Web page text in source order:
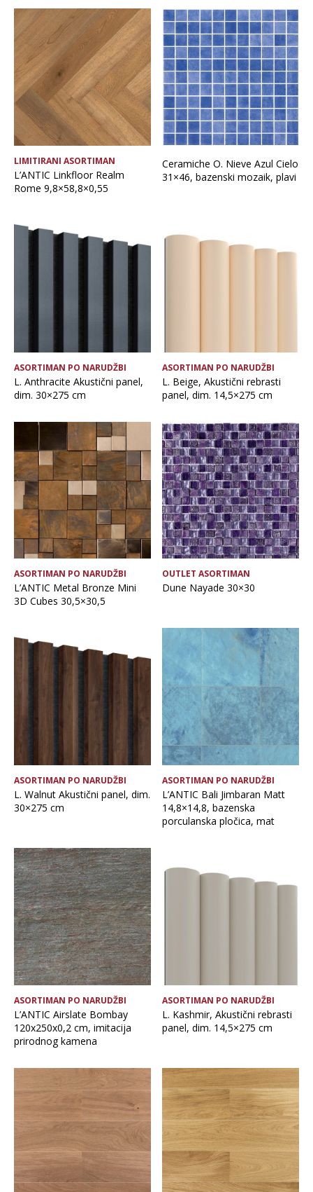
LIMITIRANI ASORTIMAN
L’ANTIC Linkfloor Realm
Rome 9,8×58,8×0,55
Ceramiche O. Nieve Azul Cielo
31×46, bazenski mozaik, plavi
ASORTIMAN PO NARUDŽBI
L. Anthracite Akustični panel,
dim. 30×275 cm
ASORTIMAN PO NARUDŽBI
L. Beige, Akustični rebrasti
panel, dim. 14,5×275 cm
ASORTIMAN PO NARUDŽBI
L’ANTIC Metal Bronze Mini
3D Cubes 30,5×30,5
OUTLET ASORTIMAN
Dune Nayade 30×30
ASORTIMAN PO NARUDŽBI
L. Walnut Akustični panel, dim.
30×275 cm
ASORTIMAN PO NARUDŽBI
L’ANTIC Bali Jimbaran Matt
14,8×14,8, bazenska
porculanska pločica, mat
ASORTIMAN PO NARUDŽBI
L’ANTIC Airslate Bombay
120x250x0,2 cm, imitacija
prirodnog kamena
ASORTIMAN PO NARUDŽBI
L. Kashmir, Akustični rebrasti
panel, dim. 14,5×275 cm